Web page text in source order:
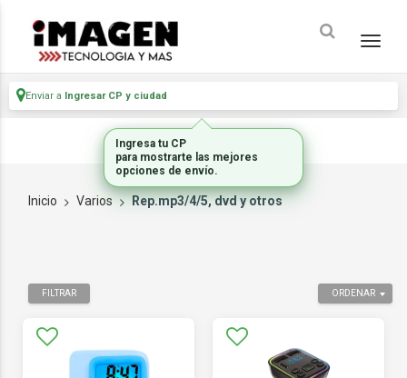
Enviar a Ingresar CP y ciudad
Inicio Varios Rep.mp3/4/5, dvd y otros
ORDENAR
FILTRAR
Ingresa tu CP
para mostrarte las mejores
opciones de envío.